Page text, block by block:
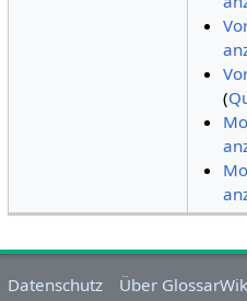
(
Datenschutz
Über